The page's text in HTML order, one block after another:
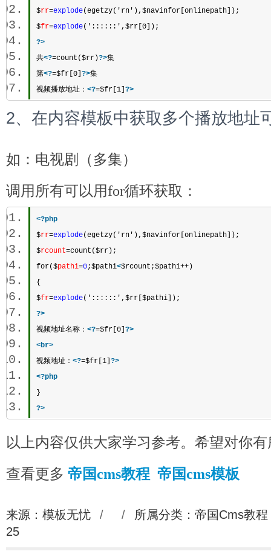
$rr=explode(egetzy('rn'),$navinfor[onlinepath]);
$fr=explode('::::::',$rr[0]);
?>
共<?=count($rr)?>集
第<?=$fr[0] ?>集
视频播放地址： <?=$fr[1] ?>
2、在内容模板中获取多个播放地址
如：电视剧（多集）
调用所有可以用for循环获取：
<?php
$rr=explode(egetzy('rn'),$navinfor[onlinepath]);
$rcount=count($rr);
for($pathi=0;$pathi<$rcount;$pathi++)
{
$fr=explode('::::::',$rr[$pathi]);
?>
视频地址名称： <?=$fr[0] ?>
<br>
视频地址： <?=$fr[1] ?>
<?php
}
?>
以上内容仅供大家学习参考。希望对你
查看更多 帝国cms教程 帝国cms模板
来源：模板无忧 / / 所属分类： 帝国Cms教程
25